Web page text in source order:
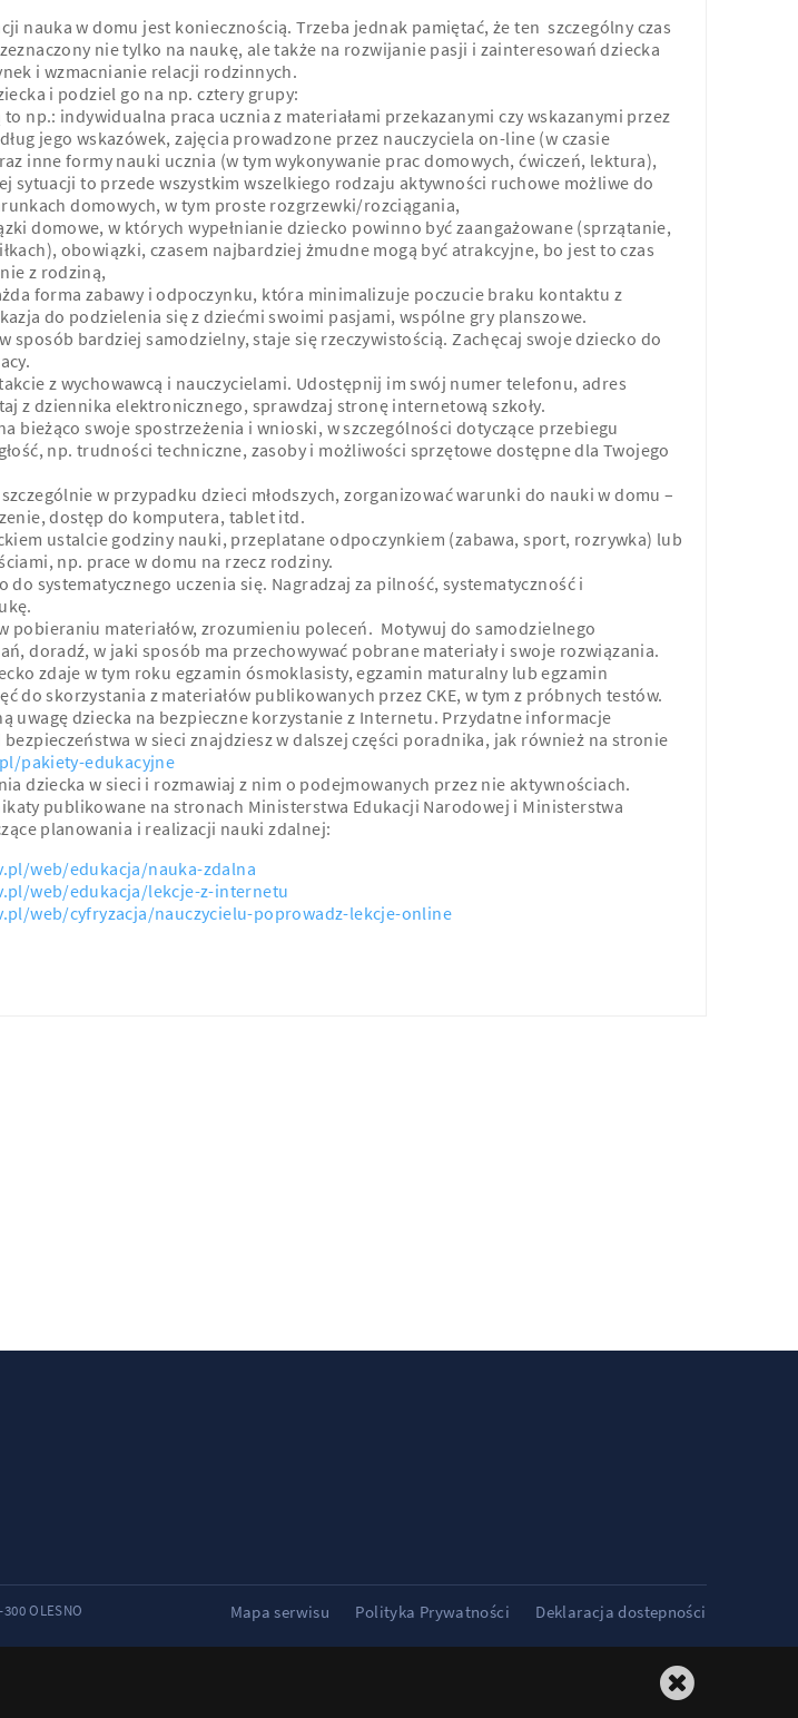
nauka w domu jest koniecznością. Trzeba jednak pamiętać, że ten szczególny czas
nie tylko na naukę, ale także na rozwijanie pasji i zainteresowań dziecka
i wzmacnianie relacji rodzinnych.
i podziel go na np. cztery grupy:
to np.: indywidualna praca ucznia z materiałami przekazanymi czy wskazanymi przez
jego wskazówek, zajęcia prowadzone przez nauczyciela on-line (w czasie
inne formy nauki ucznia (w tym wykonywanie prac domowych, ćwiczeń, lektura),
sytuacji to przede wszystkim wszelkiego rodzaju aktywności ruchowe możliwe do
domowych, w tym proste rozgrzewki/rozciągania,
domowe, w których wypełnianie dziecko powinno być zaangażowane (sprzątanie,
obowiązki, czasem najbardziej żmudne mogą być atrakcyjne, bo jest to czas
z rodziną,
forma zabawy i odpoczynku, która minimalizuje poczucie braku kontaktu z
do podzielenia się z dziećmi swoimi pasjami, wspólne gry planszowe.
sposób bardziej samodzielny, staje się rzeczywistością. Zachęcaj swoje dziecko do
z wychowawcą i nauczycielami. Udostępnij im swój numer telefonu, adres
z dziennika elektronicznego, sprawdzaj stronę internetową szkoły.
bieżąco swoje spostrzeżenia i wnioski, w szczególności dotyczące przebiegu
np. trudności techniczne, zasoby i możliwości sprzętowe dostępne dla Twojego
w przypadku dzieci młodszych, zorganizować warunki do nauki w domu –
dostęp do komputera, tablet itd.
ustalcie godziny nauki, przeplatane odpoczynkiem (zabawa, sport, rozrywka) lub
np. prace w domu na rzecz rodziny.
do systematycznego uczenia się. Nagradzaj za pilność, systematyczność i
pobieraniu materiałów, zrozumieniu poleceń. Motywuj do samodzielnego
doradź, w jaki sposób ma przechowywać pobrane materiały i swoje rozwiązania.
zdaje w tym roku egzamin ósmoklasisty, egzamin maturalny lub egzamin
do skorzystania z materiałów publikowanych przez CKE, w tym z próbnych testów.
uwagę dziecka na bezpieczne korzystanie z Internetu. Przydatne informacje
bezpieczeństwa w sieci znajdziesz w dalszej części poradnika, jak również na stronie
pakiety-edukacyjne
dziecka w sieci i rozmawiaj z nim o podejmowanych przez nie aktywnościach.
publikowane na stronach Ministerstwa Edukacji Narodowej i Ministerstwa
planowania i realizacji nauki zdalnej:
web/edukacja/nauka-zdalna
web/edukacja/lekcje-z-internetu
web/cyfryzacja/nauczycielu-poprowadz-lekcje-online
Mapa serwisu Polityka Prywatności Deklaracja dostepności
OLESNO